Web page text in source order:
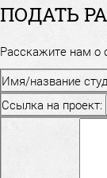
ПОДАТЬ
Расскажите нам
Имя/название
Ссылка на проект: